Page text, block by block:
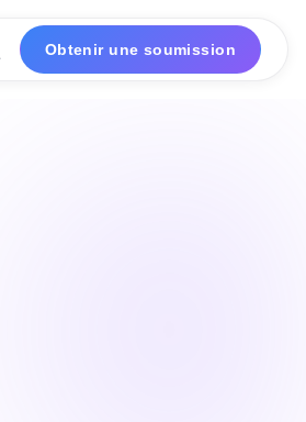
Obtenir une soumission